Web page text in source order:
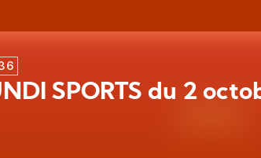
SPORTS du 2